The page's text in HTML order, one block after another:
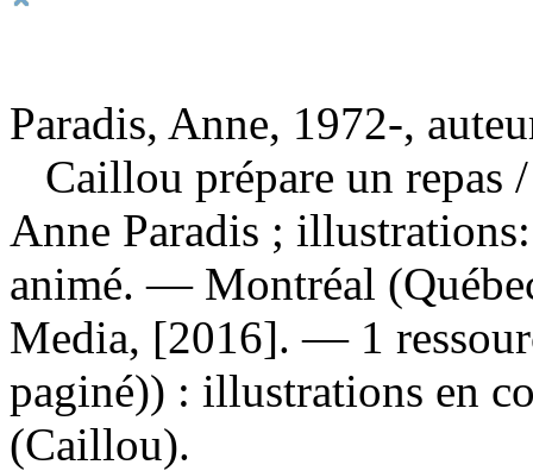
Paradis, Anne, 1972-,
Caillou prépare un repas
Anne Paradis ;
animé. — Montréal
Media, [2016]. — 1
paginé)) : illustrations en
(Caillou).